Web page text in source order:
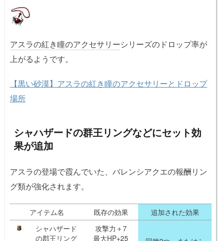
アスラの紅き瞳のアクセサリーシリーズのドロップ率が
上がるようです。
【黒い砂漠】アスラの紅き瞳のアクセサリーとドロップ
場所
シャハザードの群王リングなどにセット効
果が追加
アスラの登場で霞んでいた、バレンシアクエの報酬リン
グ類が強化されます。
アイテム名 既存の効果
追加された効果
シャハザード
の郡王リング
攻撃力＋7
最大HP+25